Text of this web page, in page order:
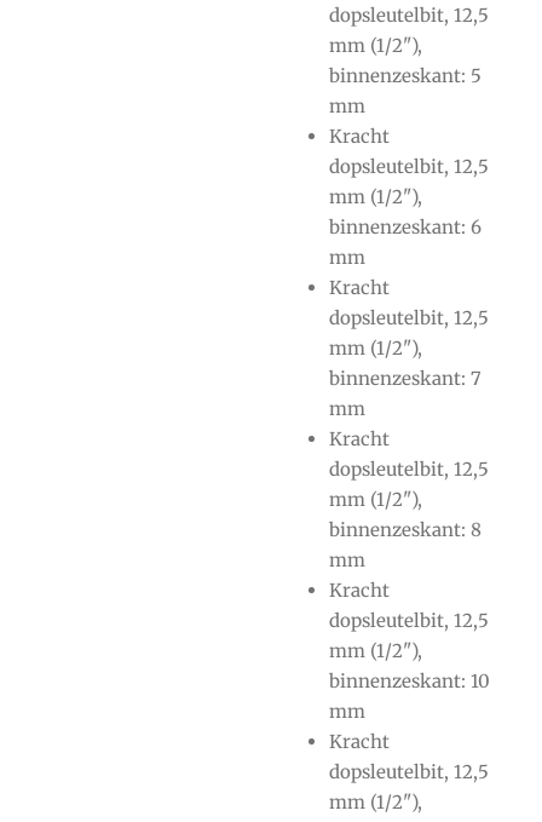
dopsleutelbit, 12,5
mm (1/2"),
binnenzeskant: 5
mm
Kracht
dopsleutelbit, 12,5
mm (1/2"),
binnenzeskant: 6
mm
Kracht
dopsleutelbit, 12,5
mm (1/2"),
binnenzeskant: 7
mm
Kracht
dopsleutelbit, 12,5
mm (1/2"),
binnenzeskant: 8
mm
Kracht
dopsleutelbit, 12,5
mm (1/2"),
binnenzeskant: 10
mm
Kracht
dopsleutelbit, 12,5
mm (1/2"),